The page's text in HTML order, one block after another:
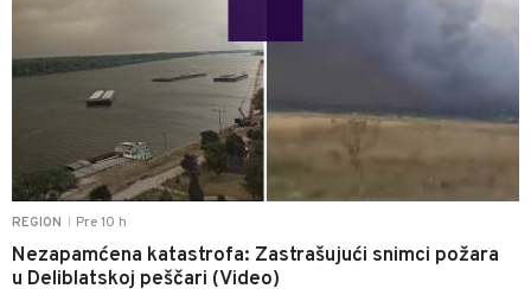
REGION Pre 10 h
Nezapamćena katastrofa: Zastrašujući snimci požara
u Deliblatskoj peščari (Video)